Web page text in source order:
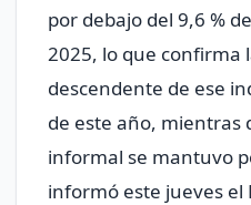
por debajo del 9,6 %
2025, lo que confirma
descendente de ese
de este año, mientras
informal se mantuvo
informó este jueves